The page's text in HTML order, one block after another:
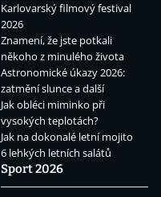
Karlovarský filmový festival
2026
Znamení, že jste potkali
někoho z minulého života
Astronomické úkazy 2026:
zatmění slunce a další
Jak obléci miminko při
vysokých teplotách?
Jak na dokonalé letní mojito
6 lehkých letních salátů
Sport 2026